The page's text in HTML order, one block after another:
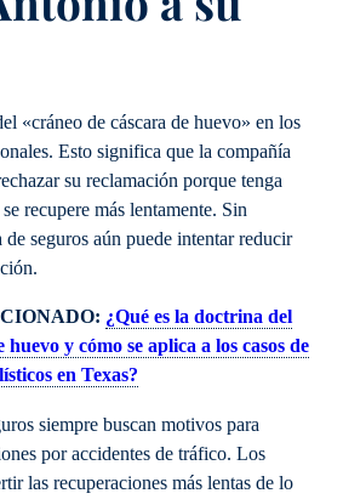
«cráneo de cáscara de huevo» en los
Esto significa que la compañía
su reclamación porque tenga
recupere más lentamente. Sin
seguros aún puede intentar reducir
¿Qué es la doctrina del
huevo y cómo se aplica a los casos de
en Texas?
siempre buscan motivos para
por accidentes de tráfico. Los
las recuperaciones más lentas de lo